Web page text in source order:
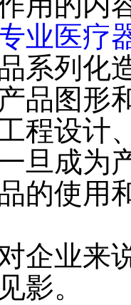
业医疗
系列化
品图形
程设计
旦成为
的使用
企业来
影。